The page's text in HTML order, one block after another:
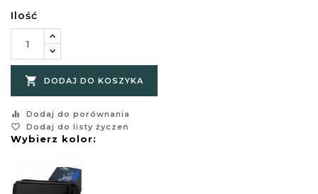
Ilość
 DODAJ DO KOSZYKA
equalizer
Dodaj do porównania
favorite_border
Dodaj do listy życzeń
Wybierz kolor: